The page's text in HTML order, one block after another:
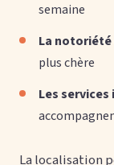
semaine
La notoriété
plus chère
Les services
La localisation